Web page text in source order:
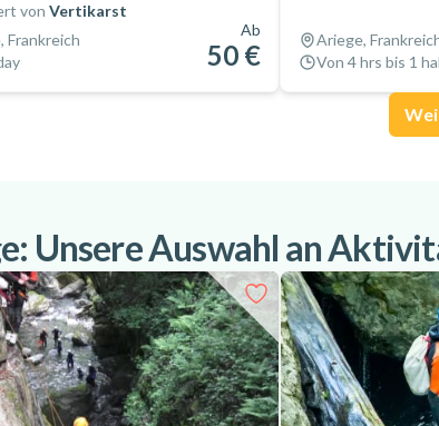
von Vertikarst
Frankreich
Ab
50 €
Ariege,
Von 4 hrs bis 1
Unsere Auswahl an